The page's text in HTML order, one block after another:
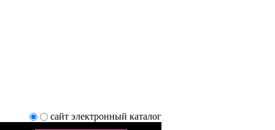
сайт электронный каталог